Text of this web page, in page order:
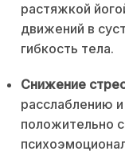
растяжкой
движений в
гибкость тела.
Снижение
расслаблению
положительно